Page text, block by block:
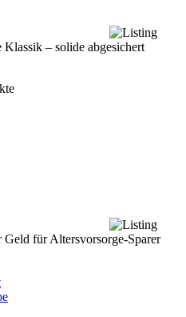
– solide abgesichert
für Altersvorsorge-Sparer